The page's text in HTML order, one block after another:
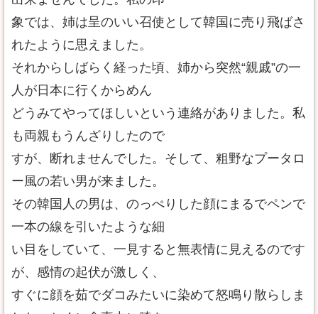
象では、姉は呈のいい召使として韓国に売り飛ばさ
れたように思えました。
それからしばらく経った頃、姉から突然“親戚”の一
人が日本に行くからめん
どうみてやってほしいという連絡がありました。私
も両親もうんざりしたので
すが、断れませんでした。そして、粗野なプータロ
ー風の若い男が来ました。
その韓国人の男は、のっぺりした顔にまるでペンで
一本の線を引いたような細
い目をしていて、一見すると無表情に見えるのです
が、感情の起伏が激しく、
すぐに顔を茹でダコみたいに染めて怒鳴り散らしま